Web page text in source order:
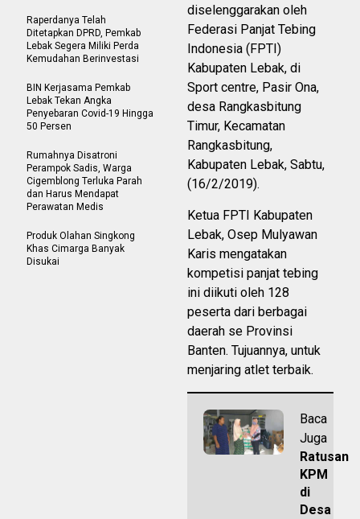
diselenggarakan oleh
Federasi Panjat Tebing
Indonesia (FPTI)
Kabupaten Lebak, di
Sport centre, Pasir Ona,
desa Rangkasbitung
Timur, Kecamatan
Rangkasbitung,
Kabupaten Lebak, Sabtu,
(16/2/2019).
Ketua FPTI Kabupaten
Lebak, Osep Mulyawan
Karis mengatakan
kompetisi panjat tebing
ini diikuti oleh 128
peserta dari berbagai
daerah se Provinsi
Banten. Tujuannya, untuk
menjaring atlet terbaik.
Baca
Juga
Ratusan
KPM
di
Desa
Raperdanya Telah
Ditetapkan DPRD, Pemkab
Lebak Segera Miliki Perda
Kemudahan Berinvestasi
BIN Kerjasama Pemkab
Lebak Tekan Angka
Penyebaran Covid-19 Hingga
50 Persen
Rumahnya Disatroni
Perampok Sadis, Warga
Cigemblong Terluka Parah
dan Harus Mendapat
Perawatan Medis
Produk Olahan Singkong
Khas Cimarga Banyak
Disukai